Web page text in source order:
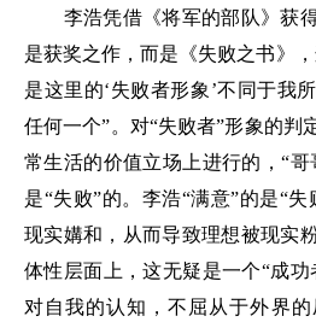
李浩凭借《将军的部队》获得
是获奖之作，而是《失败之书》
是这里的‘失败者形象’不同于我
任何一个”。对“失败者”形象的判
常生活的价值立场上进行的，“
是“失败”的。李浩“满意”的是“
现实媾和，从而导致理想被现实
体性层面上，这无疑是一个“成
对自我的认知，不屈从于外界